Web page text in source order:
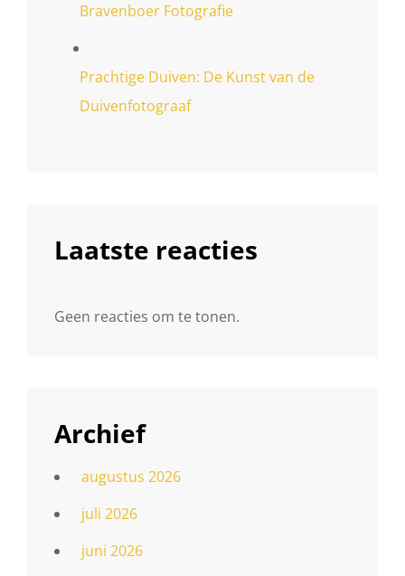
Bravenboer Fotografie
Prachtige Duiven: De Kunst van de
Duivenfotograaf
Laatste reacties
Geen reacties om te tonen.
Archief
augustus 2026
juli 2026
juni 2026